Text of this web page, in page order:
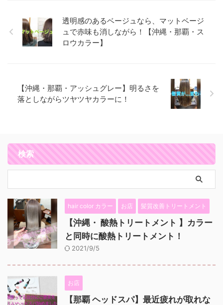
透明感のあるベージュなら、マットベージ
ュで赤味も消しながら！【沖縄・那覇・ス
ロウカラー】
【沖縄・那覇・アッシュグレー】明るさを
落としながらツヤツヤカラーに！
検索
hair color カラー お店 髪質改善トリートメント
【沖縄・ 酸熱トリートメント 】カラー
と同時に酸熱トリートメント！
2021/9/5
お店
【那覇 ヘッドスパ】最近疲れが取れな